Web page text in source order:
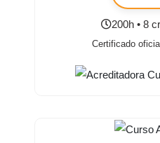
200h • 8
Certificado